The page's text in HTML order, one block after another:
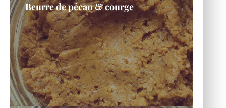
Beurre de pécan & courge